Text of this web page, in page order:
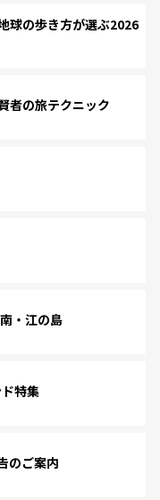
球の歩き方が選ぶ2026
者の旅テクニック
・江の島
特集
のご案内